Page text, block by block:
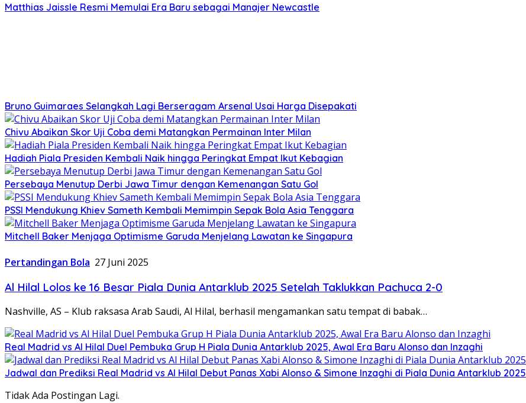
Matthias Jaissle Resmi Memulai Era Baru sebagai Manajer Newcastle
Bruno Guimaraes Selangkah Lagi Berseragam Arsenal Usai Harga Disepakati
Chivu Abaikan Skor Uji Coba demi Matangkan Permainan Inter Milan
Hadiah Piala Presiden Kembali Naik hingga Peringkat Empat Ikut Kebagian
Persebaya Menutup Derbi Jawa Timur dengan Kemenangan Satu Gol
PSSI Mendukung Khiev Sameth Kembali Memimpin Sepak Bola Asia Tenggara
Mitchell Baker Menjaga Optimisme Garuda Menjelang Lawatan ke Singapura
Pertandingan Bola 27 Juni 2025
Al Hilal Lolos ke 16 Besar Piala Dunia Antarklub 2025 Setelah Taklukkan Pachuca 2-0
Nashville, AS – Klub raksasa Arab Saudi, Al Hilal, berhasil mengamankan satu tempat di babak…
Real Madrid vs Al Hilal Duel Pembuka Grup H Piala Dunia Antarklub 2025, Awal Era Baru Alonso dan Inzaghi
Jadwal dan Prediksi Real Madrid vs Al Hilal Debut Panas Xabi Alonso & Simone Inzaghi di Piala Dunia Antarklub 2025
Tidak Ada Postingan Lagi.